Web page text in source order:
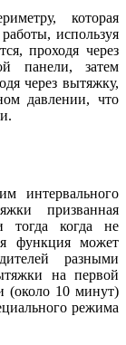
которая
используя
проходя через
панели, затем
через вытяжку,
давлении, что
интервального
призванная
тогда когда не
функция может
разными
на первой
(около 10 минут)
режима